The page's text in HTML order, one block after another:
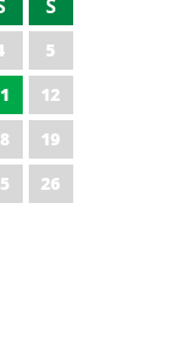
S
5
12
19
26